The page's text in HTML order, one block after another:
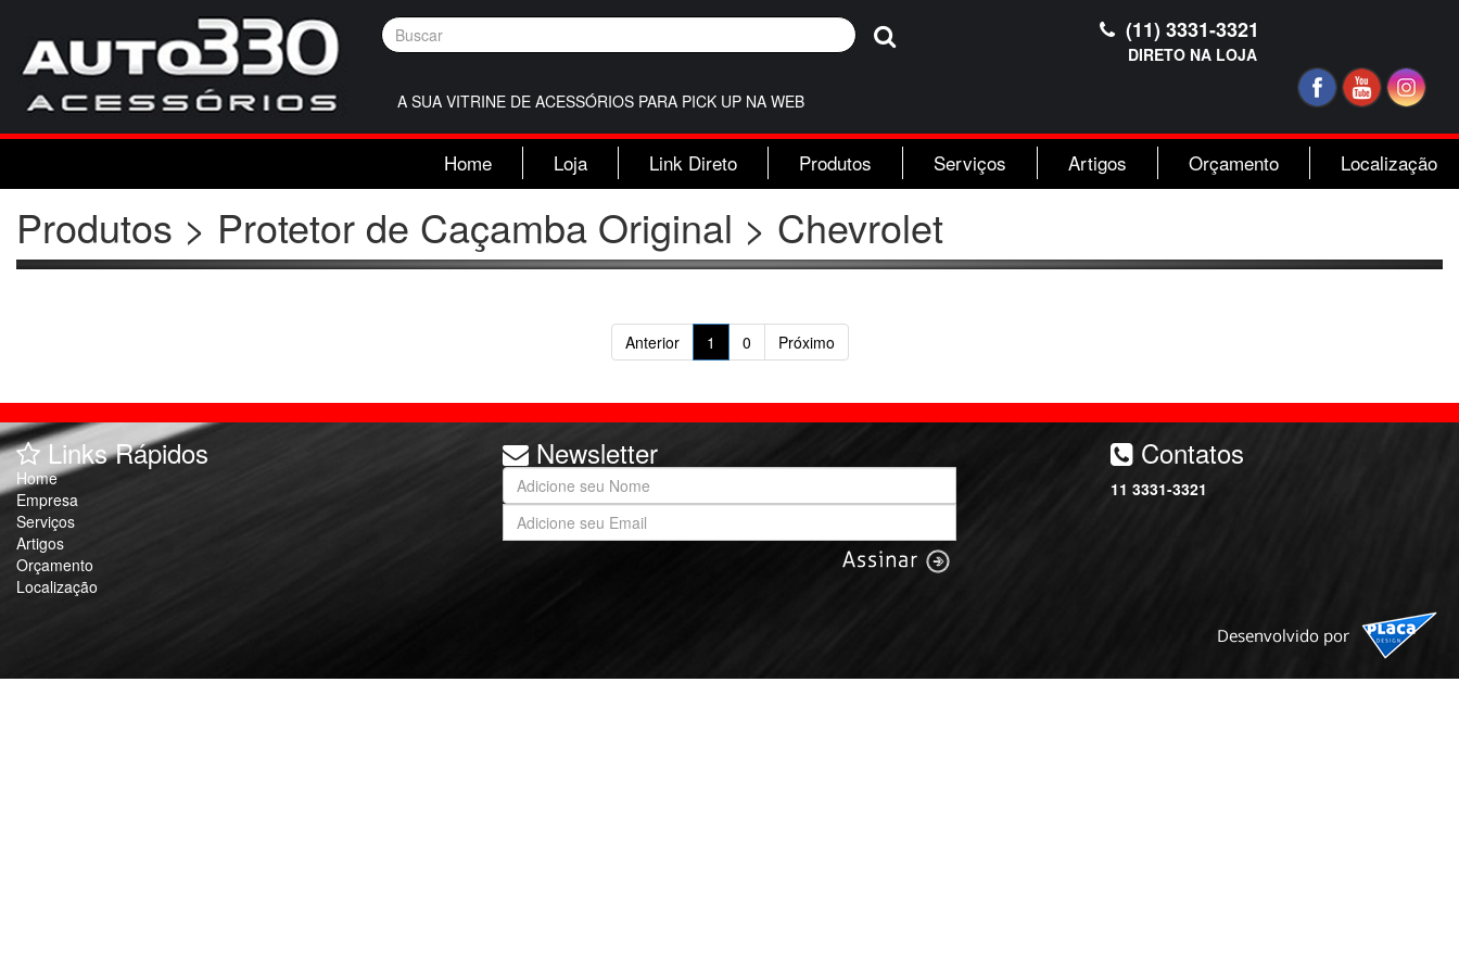
(11) 3331-3321
DIRETO NA LOJA
A SUA VITRINE DE ACESSÓRIOS PARA PICK UP NA WEB
Home Loja Link Direto Produtos Serviços Artigos Orçamento Localização
Produtos > Protetor de Caçamba Original > Chevrolet
Anterior 1 0 Próximo
Links Rápidos
Home
Empresa
Serviços
Artigos
Orçamento
Localização
Newsletter Contatos
11 3331-3321